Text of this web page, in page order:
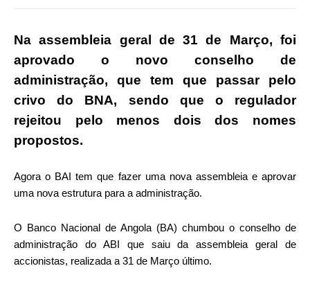
Na assembleia geral de 31 de Março, foi
aprovado o novo conselho de
administração, que tem que passar pelo
crivo do BNA, sendo que o regulador
rejeitou pelo menos dois dos nomes
propostos.
Agora o BAI tem que fazer uma nova assembleia e aprovar
uma nova estrutura para a administração.
O Banco Nacional de Angola (BA) chumbou o conselho de
administração do ABI que saiu da assembleia geral de
accionistas, realizada a 31 de Março último.